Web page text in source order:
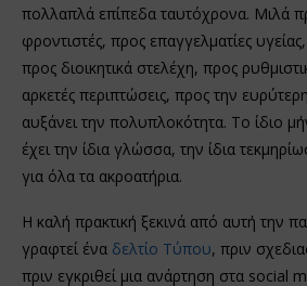
πολλαπλά επίπεδα ταυτόχρονα. Μιλά
φροντιστές, προς επαγγελματίες
προς διοικητικά στελέχη, προς
αρκετές περιπτώσεις, προς την
αυξάνει την πολυπλοκότητα. Το ίδιο
έχει την ίδια γλώσσα, την ίδια
για όλα τα ακροατήρια.
Η καλή πρακτική ξεκινά από αυτή την
γραφτεί ένα δελτίο Τύπου, πριν
πριν εγκριθεί μια ανάρτηση στα social